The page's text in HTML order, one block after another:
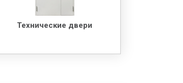
Технические двери